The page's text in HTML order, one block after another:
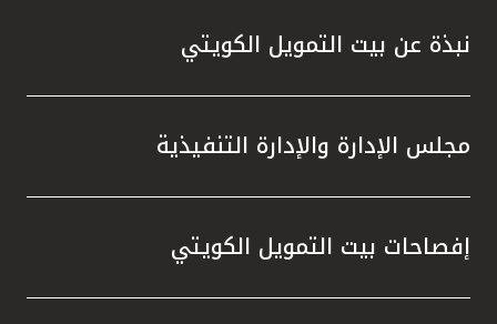
نبذة عن بيت التمويل الكويتي
مجلس الإدارة والإدارة التنفيذية
إفصاحات بيت التمويل الكويتي